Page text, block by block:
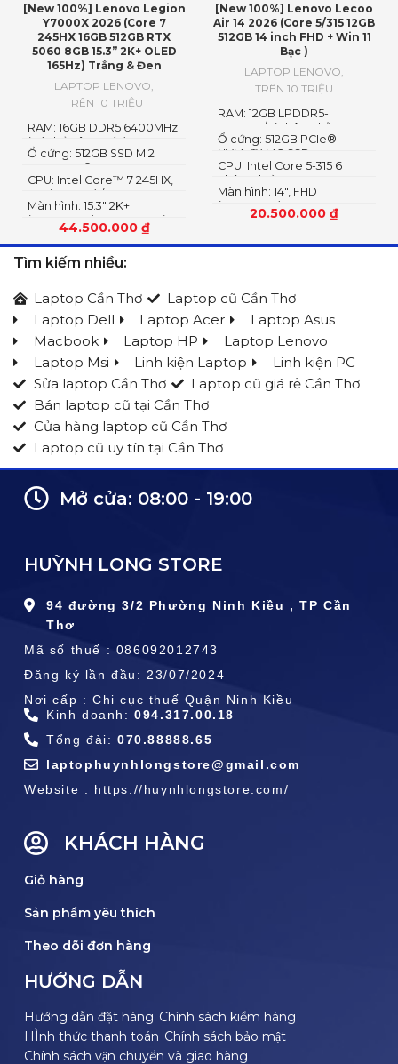
[New 100%] Lenovo Legion
Y7000X 2026 (Core 7
245HX 16GB 512GB RTX
5060 8GB 15.3” 2K+ OLED
165Hz) Trắng & Đen
LAPTOP LENOVO
TRÊN 10 TRIỆU
44.500.000 ₫
Màn hình: 15.3″ 2K+
(2560×1600) OLED 1100nits
(peak) / 500nits (typical)
Glossy, 100% DCI-P3, 165Hz,
G-SYNC®, DisplayHDR™
CPU: Intel Core™ 7 245HX,
14C (6P + 8E) / 14T
Ổ cứng: 512GB SSD M.2
2242 PCIe® 4.0×4 NVMe
RAM: 16GB DDR5 6400MHz
(có thể nâng cấp)
[New 100%] Lenovo Lecoo
Air 14 2026 (Core 5/315 12GB
512GB 14 inch FHD + Win 11
Bạc )
LAPTOP LENOVO
TRÊN 10 TRIỆU
20.500.000 ₫
Màn hình: 14″, FHD
(1920x1200) IPS, 16:10
CPU: Intel Core 5-315 6
nhân 6 luồng
Ổ cứng: 512GB PCIe®
NVMe™ M.2 SSD
RAM: 12GB LPDDR5-
5600MT/s (Không hỗ trợ
nâng cấp)
Tìm kiếm nhiều:
Laptop Cần Thơ
Laptop cũ Cần Thơ
Laptop Dell
Laptop Acer
Laptop Asus
Macbook
Laptop HP
Laptop Lenovo
Laptop Msi
Linh kiện Laptop
Linh kiện PC
Sửa laptop Cần Thơ
Laptop cũ giá rẻ Cần Thơ
Bán laptop cũ tại Cần Thơ
Cửa hàng laptop cũ Cần Thơ
Laptop cũ uy tín tại Cần Thơ
Mở cửa: 08:00 - 19:00
HUỲNH LONG STORE
94 đường 3/2 Phường Ninh Kiều , TP Cần
Thơ
Mã số thuế : 086092012743
Đăng ký lần đầu: 23/07/2024
Nơi cấp : Chi cục thuế Quận Ninh Kiều
Kinh doanh:094.317.00.18
Tổng đài: 070.88888.65
laptophuynhlongstore@gmail.com
Website : https://huynhlongstore.com/
KHÁCH HÀNG
Giỏ hàng
Sản phẩm yêu thích
Theo dõi đơn hàng
HƯỚNG DẪN
Hướng dẫn đặt hàng Chính sách kiểm hàng
HÌnh thức thanh toán Chính sách bảo mật
Chính sách vận chuyển và giao hàng